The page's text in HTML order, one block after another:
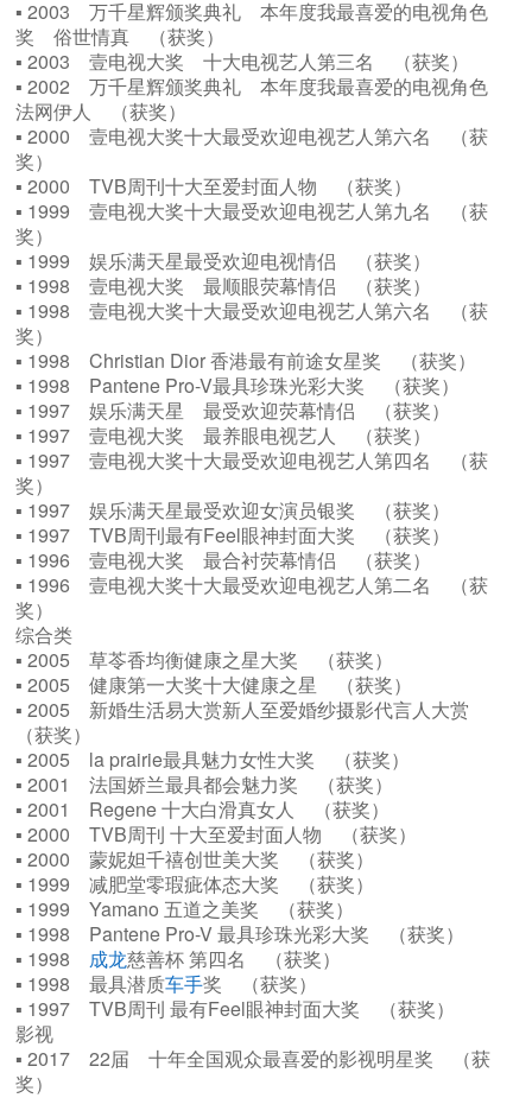
▪ 2003 万千星辉颁奖典礼 本年度我最喜爱的电视角色
奖 俗世情真 （获奖）
▪ 2003 壹电视大奖 十大电视艺人第三名 （获奖）
▪ 2002 万千星辉颁奖典礼 本年度我最喜爱的电视角色
法网伊人 （获奖）
▪ 2000 壹电视大奖十大最受欢迎电视艺人第六名 （获
奖）
▪ 2000 TVB周刊十大至爱封面人物 （获奖）
▪ 1999 壹电视大奖十大最受欢迎电视艺人第九名 （获
奖）
▪ 1999 娱乐满天星最受欢迎电视情侣 （获奖）
▪ 1998 壹电视大奖 最顺眼荧幕情侣 （获奖）
▪ 1998 壹电视大奖十大最受欢迎电视艺人第六名 （获
奖）
▪ 1998 Christian Dior 香港最有前途女星奖 （获奖）
▪ 1998 Pantene Pro-V最具珍珠光彩大奖 （获奖）
▪ 1997 娱乐满天星 最受欢迎荧幕情侣 （获奖）
▪ 1997 壹电视大奖 最养眼电视艺人 （获奖）
▪ 1997 壹电视大奖十大最受欢迎电视艺人第四名 （获
奖）
▪ 1997 娱乐满天星最受欢迎女演员银奖 （获奖）
▪ 1997 TVB周刊最有Feel眼神封面大奖 （获奖）
▪ 1996 壹电视大奖 最合衬荧幕情侣 （获奖）
▪ 1996 壹电视大奖十大最受欢迎电视艺人第二名 （获
奖）
综合类
▪ 2005 草苓香均衡健康之星大奖 （获奖）
▪ 2005 健康第一大奖十大健康之星 （获奖）
▪ 2005 新婚生活易大赏新人至爱婚纱摄影代言人大赏
（获奖）
▪ 2005 la prairie最具魅力女性大奖 （获奖）
▪ 2001 法国娇兰最具都会魅力奖 （获奖）
▪ 2001 Regene 十大白滑真女人 （获奖）
▪ 2000 TVB周刊 十大至爱封面人物 （获奖）
▪ 2000 蒙妮妲千禧创世美大奖 （获奖）
▪ 1999 减肥堂零瑕疵体态大奖 （获奖）
▪ 1999 Yamano 五道之美奖 （获奖）
▪ 1998 Pantene Pro-V 最具珍珠光彩大奖 （获奖）
▪ 1998 成龙慈善杯 第四名 （获奖）
▪ 1998 最具潜质车手奖 （获奖）
▪ 1997 TVB周刊 最有Feel眼神封面大奖 （获奖）
影视
▪ 2017 22届 十年全国观众最喜爱的影视明星奖 （获
奖）